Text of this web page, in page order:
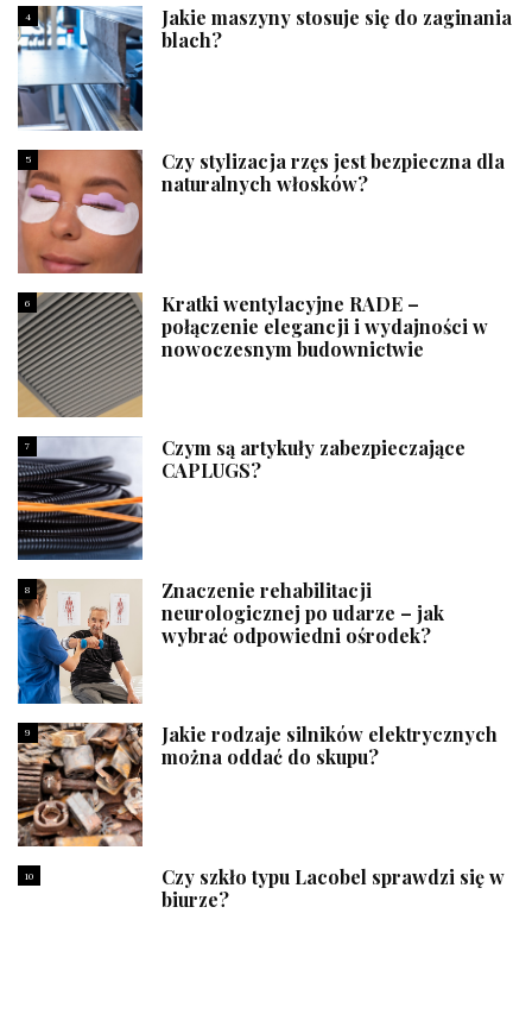
4
Jakie maszyny stosuje się do zaginania
blach?
5
Czy stylizacja rzęs jest bezpieczna dla
naturalnych włosków?
6
Kratki wentylacyjne RADE –
połączenie elegancji i wydajności w
nowoczesnym budownictwie
7
Czym są artykuły zabezpieczające
CAPLUGS?
8
Znaczenie rehabilitacji
neurologicznej po udarze – jak
wybrać odpowiedni ośrodek?
9
Jakie rodzaje silników elektrycznych
można oddać do skupu?
10
Czy szkło typu Lacobel sprawdzi się w
biurze?